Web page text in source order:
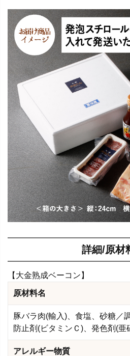
詳細/原材
【大金熟成ベーコン】
原材料名
豚バラ肉(輸入)、食塩、砂糖／
防止剤(ビタミンＣ)、発色剤(亜
アレルギー物質